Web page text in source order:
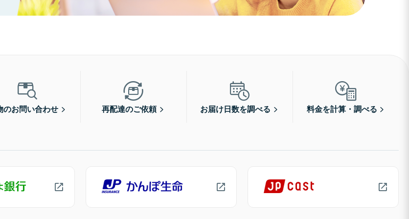
のお問い合わせ 再配達のご依頼 お届け日数を調べる 料金を計算・調べる